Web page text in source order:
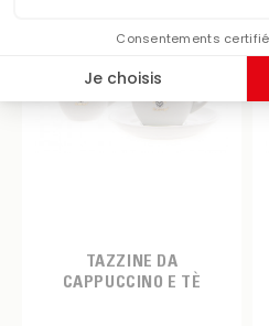
TAZZINE DA
CAPPUCCINO E TÈ